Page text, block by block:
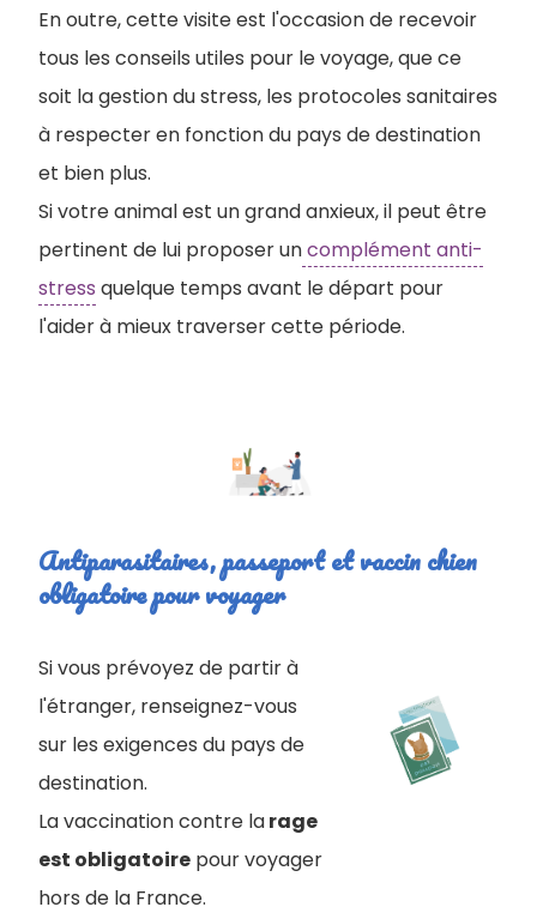
En outre, cette visite est l'occasion de recevoir
tous les conseils utiles pour le voyage, que ce
soit la gestion du stress, les protocoles sanitaires
à respecter en fonction du pays de destination
et bien plus.
Si votre animal est un grand anxieux, il peut être
pertinent de lui proposer uncomplément anti-
stress quelque temps avant le départ pour
l'aider à mieux traverser cette période.
Antiparasitaires, passeport et vaccin chien
obligatoire pour voyager
Si vous prévoyez de partir à
l'étranger, renseignez-vous
sur les exigences du pays de
destination.
La vaccination contre larage
est obligatoire pour voyager
hors de la France.